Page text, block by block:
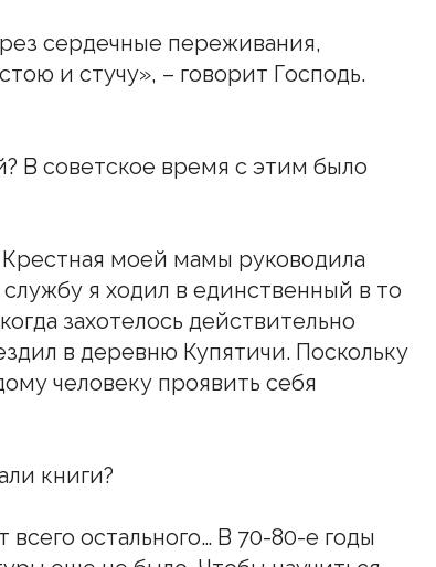
сердечные переживания,
и стучу», – говорит Господь.
В советское время с этим было
моей мамы руководила
я ходил в единственный в то
захотелось действительно
в деревню Купятичи. Поскольку
человеку проявить себя
книги?
всего остального… В 70-80-е годы